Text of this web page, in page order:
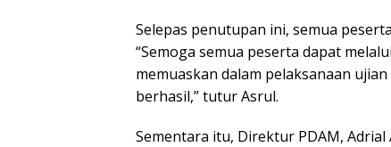
Selepas penutupan ini, semua
“Semoga semua peserta dapat
memuaskan dalam pelaksanaan
berhasil,” tutur Asrul.
Sementara itu, Direktur PDAM,